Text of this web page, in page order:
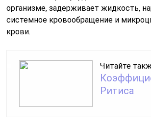
обязательно должна включать
количество жидкости. Потреблять ее
виде обычной пресной воды, так и в
полезны при грыже диска
предпочтительнее пить щелочные
содержанием гидрокарбонатов. С